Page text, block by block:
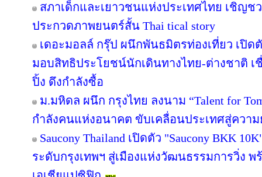
สภาเด็กและเยาวชนแห่งประเทศไทย เชิญช
ประกวดภาพยนตร์สั้น Thai tical story
เดอะมอลล์ กรุ๊ป ผนึกพันธมิตรท่องเที่ยว เปิดตั
มอบสิทธิประโยชน์นักเดินทางไทย-ต่างชาติ เ
ปิ้ง ดึงกำลังซื้อ
ม.มหิดล ผนึก กรุงไทย ลงนาม “Talent for
กำลังคนแห่งอนาคต ขับเคลื่อนประเทศสู่ควา
Saucony Thailand เปิดตัว "Saucony BKK
ระดับกรุงเทพฯ สู่เมืองแห่งวัฒนธรรมการวิ่ง พ